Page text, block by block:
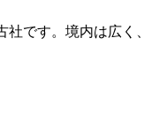
です。境内は広